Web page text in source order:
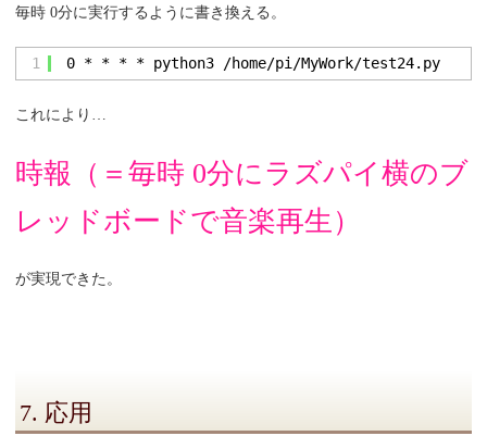
毎時 0分に実行するように書き換える。
1 0 * * * * python3 /home/pi/MyWork/test24.py
これにより…
時報（＝毎時 0分にラズパイ横のブ
レッドボードで音楽再生）
が実現できた。
7. 応用